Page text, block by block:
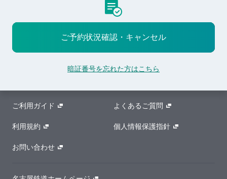
ご予約状況確認・キャンセル
暗証番号を忘れた方はこちら
ご利用ガイド よくあるご質問
利用規約 個人情報保護指針
お問い合わせ